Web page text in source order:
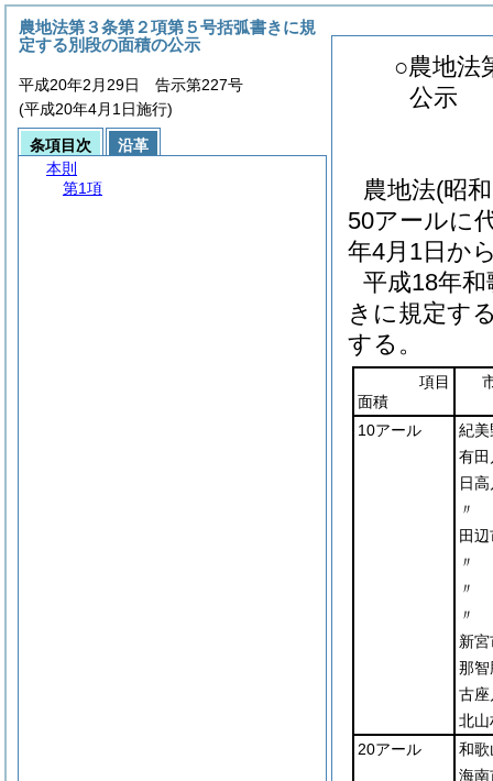
○農地法
公示
農地法(昭
50アールに
年4月1日か
平成18年
きに規定す
する。
項目
面積
10アール
紀美
有田
日
〃
田辺
〃
〃
〃
新宮
那智
古座
北山
20アール
和歌
海南
農地法第３条第２項第５号括弧書きに規
定する別段の面積の公示
平成20年2月29日 告示第227号
(平成20年4月1日施行)
条項目次
沿革
本則
第1項